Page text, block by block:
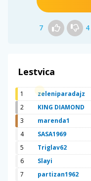
7 4
Lestvica
1 zeleniparadajz
2
KING DIAMOND
3
marenda1
4
SASA1969
5
Triglav62
6
Slayi
7
partizan1962